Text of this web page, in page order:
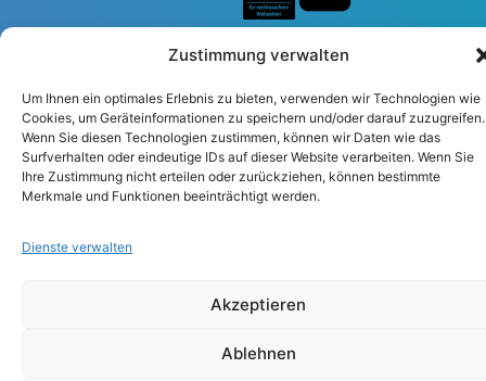
Zustimmung verwalten
Um Ihnen ein optimales Erlebnis zu bieten, verwenden wir Technologien wie
Cookies, um Geräteinformationen zu speichern und/oder darauf zuzugreifen.
Wenn Sie diesen Technologien zustimmen, können wir Daten wie das
Surfverhalten oder eindeutige IDs auf dieser Website verarbeiten. Wenn Sie
Ihre Zustimmung nicht erteilen oder zurückziehen, können bestimmte
Merkmale und Funktionen beeinträchtigt werden.
Dienste verwalten
Akzeptieren
Ablehnen
Impressum Datenschutzerklärung